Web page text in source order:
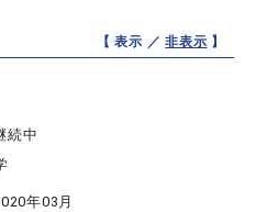
【 表示 ／非表示 】
続中
年03月